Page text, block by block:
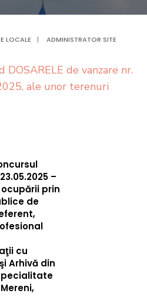
LOCALE | ADMINISTRATOR SITE
de vanzare nr.
ale unor terenuri
–
ocupării prin
de
cu
Arhivă din